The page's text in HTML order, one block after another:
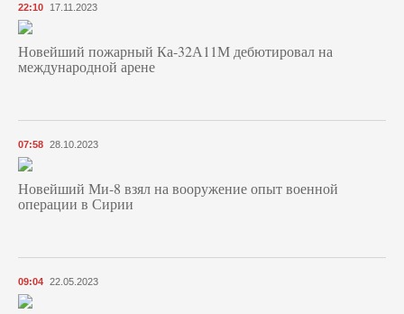
22:10 17.11.2023
Новейший пожарный Ка-32А11М дебютировал на
международной арене
07:58 28.10.2023
Новейший Ми-8 взял на вооружение опыт военной
операции в Сирии
09:04 22.05.2023